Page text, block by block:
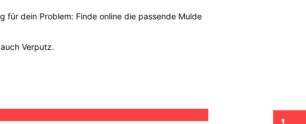
für dein Problem: Finde online die passende Mulde
Verputz.